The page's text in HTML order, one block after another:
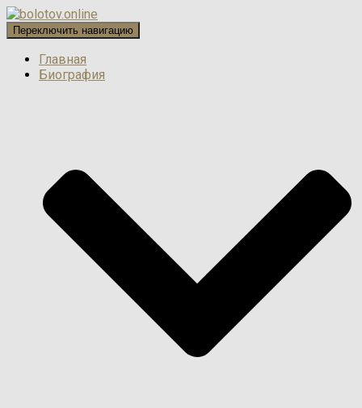
Переключить навигацию
Главная
Биография